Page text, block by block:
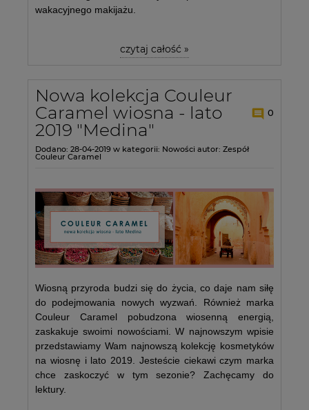
wakacyjnego makijażu.
czytaj całość »
Nowa kolekcja Couleur
Caramel wiosna - lato
2019 "Medina"
0
Dodano: 28-04-2019 w kategorii: Nowości autor: Zespół
Couleur Caramel
Wiosną przyroda budzi się do życia, co daje nam siłę
do podejmowania nowych wyzwań. Również marka
Couleur Caramel pobudzona wiosenną energią,
zaskakuje swoimi nowościami. W najnowszym wpisie
przedstawiamy Wam najnowszą kolekcję kosmetyków
na wiosnę i lato 2019. Jesteście ciekawi czym marka
chce zaskoczyć w tym sezonie? Zachęcamy do
lektury.